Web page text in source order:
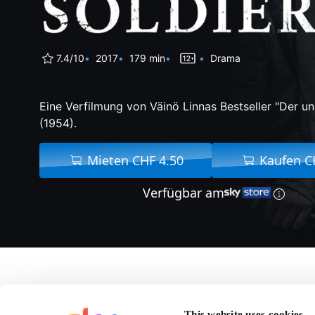
7.4/10 2017 179 min Drama
Eine Verfilmung von Väinö Linnas Bestseller "Der
(1954).
Mieten CHF 4.50
Kaufen
Verfügbar am